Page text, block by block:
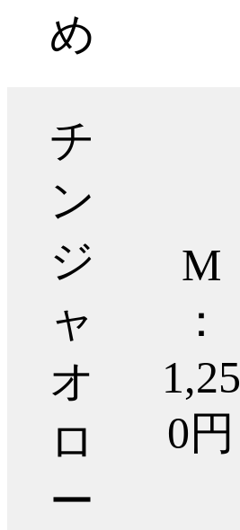
め
チ
ン
ジ
ャ
オ
ロ
ー
M
：
1,25
0円